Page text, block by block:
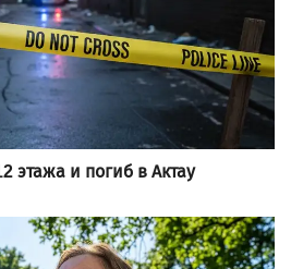
этажа и погиб в Актау